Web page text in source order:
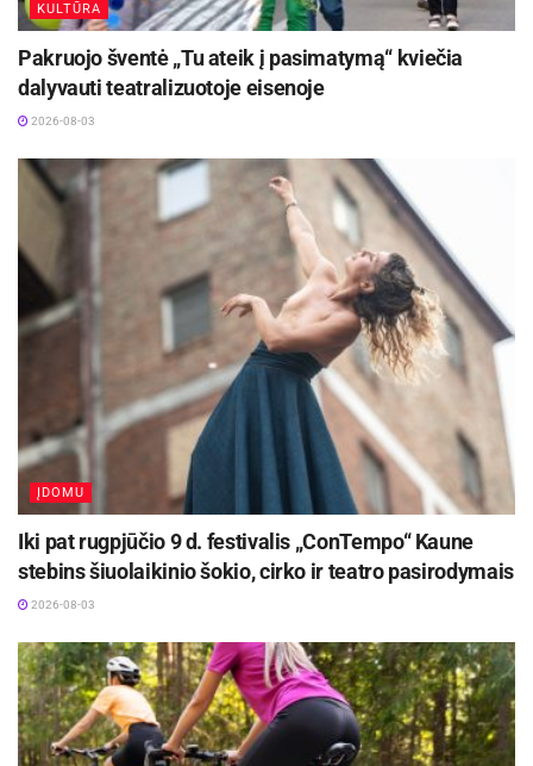
KULTŪRA
Pakruojo šventė „Tu ateik į pasimatymą“ kviečia
dalyvauti teatralizuotoje eisenoje
2026-08-03
ĮDOMU
Iki pat rugpjūčio 9 d. festivalis „ConTempo“ Kaune
stebins šiuolaikinio šokio, cirko ir teatro pasirodymais
2026-08-03